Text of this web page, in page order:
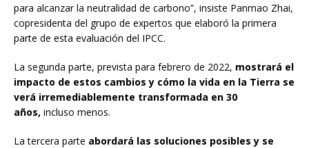
para alcanzar la neutralidad de carbono”, insiste Panmao Zhai,
copresidenta del grupo de expertos que elaboró la primera
parte de esta evaluación del IPCC.
La segunda parte, prevista para febrero de 2022, mostrará el
impacto de estos cambios y cómo la vida en la Tierra se
verá irremediablemente transformada en 30
años, incluso menos.
La tercera parte abordará las soluciones posibles y se